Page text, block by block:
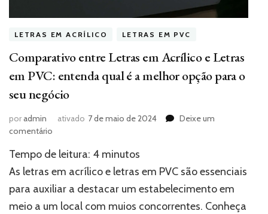
LETRAS EM ACRÍLICO LETRAS EM PVC
Comparativo entre Letras em Acrílico e Letras
em PVC: entenda qual é a melhor opção para o
seu negócio
poradmin ativado 7 de maio de 2024
Deixe um
comentário
entre
Letras
Acrílico
e
Tempo de leitura: 4 minutos
As letras em acrílico e letras em PVC são essenciais
para auxiliar a destacar um estabelecimento em
meio a um local com muios concorrentes. Conheça